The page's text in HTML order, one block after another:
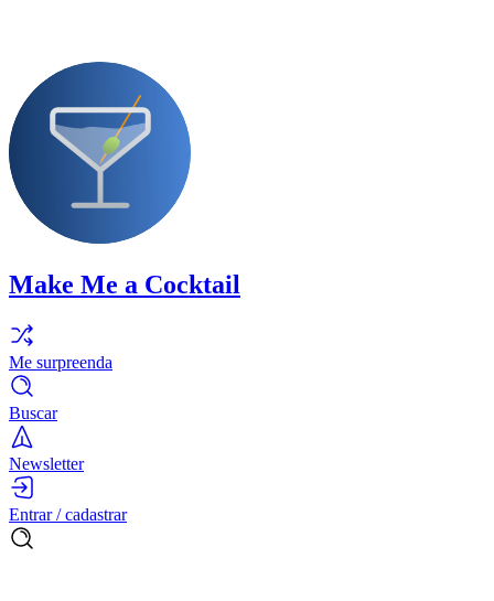
Make Me a Cocktail
Me surpreenda
Buscar
Newsletter
Entrar / cadastrar